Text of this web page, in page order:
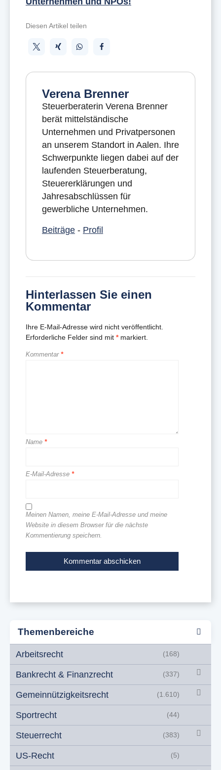
Diesen Artikel teilen
Verena Brenner
Steuerberaterin Verena Brenner
berät mittelständische
Unternehmen und Privatpersonen
an unserem Standort in Aalen. Ihre
Schwerpunkte liegen dabei auf der
laufenden Steuerberatung,
Steuererklärungen und
Jahresabschlüssen für
gewerbliche Unternehmen.
Beiträge - Profil
Hinterlassen Sie einen
Kommentar
Ihre E-Mail-Adresse wird nicht veröffentlicht.
Erforderliche Felder sind mit *markiert.
Kommentar *
Name *
E-Mail-Adresse *
Meinen Namen, meine E-Mail-Adresse und meine
Website in diesem Browser für die nächste
Kommentierung speichern.
Themenbereiche
Arbeitsrecht (168)
Bankrecht & Finanzrecht (337)
Gemeinnützigkeitsrecht (1.610)
Sportrecht (44)
Steuerrecht (383)
US-Recht (5)